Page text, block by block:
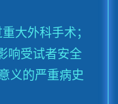
大外科手术；
响受试者安全
义的严重病史